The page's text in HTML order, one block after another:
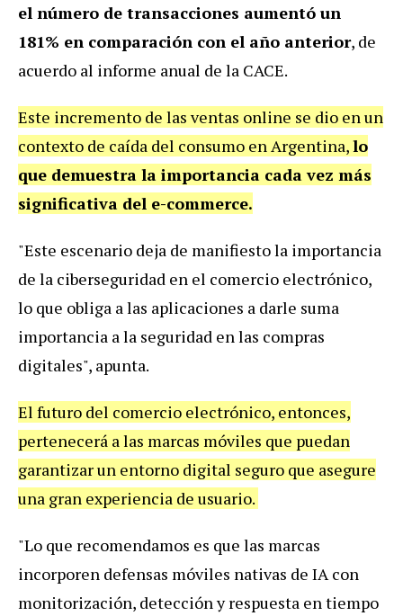
el número de transacciones aumentó un
181% en comparación con el año anterior, de
acuerdo al informe anual de la CACE.
Este incremento de las ventas online se dio en un
contexto de caída del consumo en Argentina,lo
que demuestra la importancia cada vez más
significativa del e-commerce.
"Este escenario deja de manifiesto la importancia
de la ciberseguridad en el comercio electrónico,
lo que obliga a las aplicaciones a darle suma
importancia a la seguridad en las compras
digitales", apunta.
El futuro del comercio electrónico, entonces,
pertenecerá a las marcas móviles que puedan
garantizar un entorno digital seguro que asegure
una gran experiencia de usuario.
"Lo que recomendamos es que las marcas
incorporen defensas móviles nativas de IA con
monitorización, detección y respuesta en tiempo